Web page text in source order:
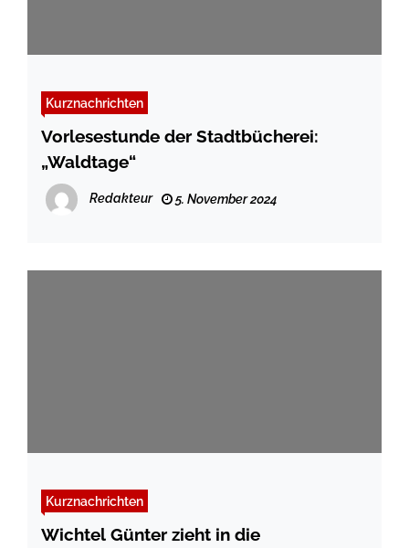
Kurznachrichten
Vorlesestunde der Stadtbücherei:
„Waldtage“
Redakteur 5. November 2024
Kurznachrichten
Wichtel Günter zieht in die